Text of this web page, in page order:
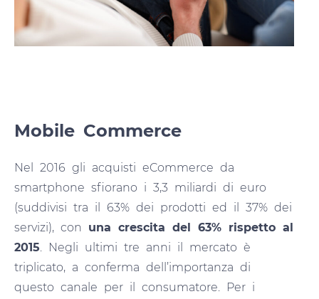
Mobile Commerce
Nel 2016 gli acquisti eCommerce da
smartphone sfiorano i 3,3 miliardi di euro
(suddivisi tra il 63% dei prodotti ed il 37% dei
servizi), con una crescita del 63% rispetto al
2015. Negli ultimi tre anni il mercato è
triplicato, a conferma dell’importanza di
questo canale per il consumatore. Per i